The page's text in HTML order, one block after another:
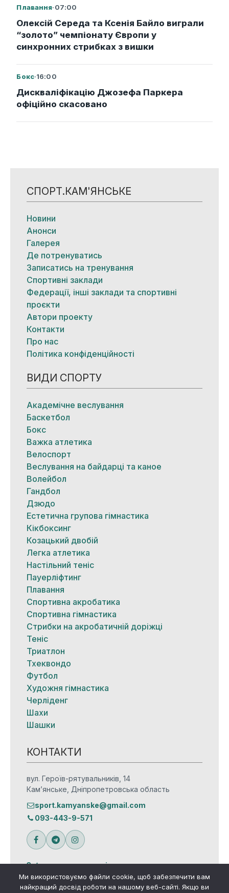
Плавання·07:00
Олексій Середа та Ксенія Байло виграли
“золото” чемпіонату Європи у
синхронних стрибках з вишки
Бокс·16:00
Дискваліфікацію Джозефа Паркера
офіційно скасовано
СПОРТ.КАМ'ЯНСЬКЕ
Новини
Анонси
Галерея
Де потренуватись
Записатись на тренування
Спортивні заклади
Федерації, інші заклади та спортивні
проєкти
Автори проекту
Контакти
Про нас
Політика конфіденційності
ВИДИ СПОРТУ
Академічне веслування
Баскетбол
Бокс
Важка атлетика
Велоспорт
Веслування на байдарці та каное
Волейбол
Гандбол
Дзюдо
Естетична групова гімнастика
Кікбоксинг
Козацький двобій
Легка атлетика
Настільний теніс
Пауерліфтинг
Плавання
Спортивна акробатика
Спортивна гімнастика
Стрибки на акробатичній доріжці
Теніс
Триатлон
Тхеквондо
Футбол
Художня гімнастика
Черліденг
Шахи
Шашки
КОНТАКТИ
вул. Героїв-рятувальників, 14
Кам’янське, Дніпропетровська область
sport.kamyanske@gmail.com
093-443-9-571
Зв’язатися з редакцією
Ми використовуємо файли cookie, щоб забезпечити вам
найкращий досвід роботи на нашому веб-сайті. Якщо ви